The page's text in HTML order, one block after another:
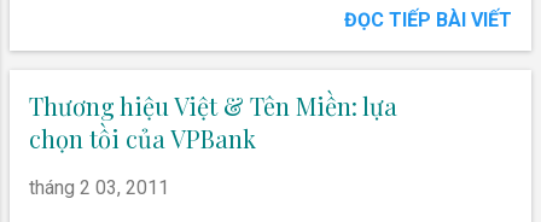
Digital Marketing ra đời. Ban đầu, ngành
với những cụm từ quen thuộc như E-
commerce, E-marketing vào những năm
2004 - 2006 . So sánh số lượng tìm kiếm
ĐỌC TIẾP BÀI VIẾT
Thương hiệu Việt & Tên Miền: lựa
chọn tồi của VPBank
tháng 2 03, 2011